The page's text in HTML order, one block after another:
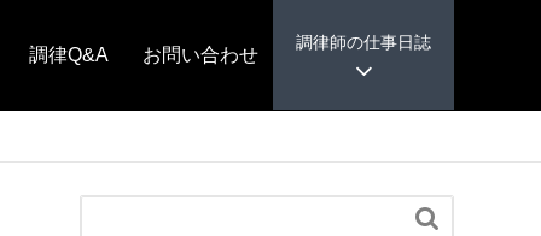
調律師の仕事日誌
調律Q&A お問い合わせ
